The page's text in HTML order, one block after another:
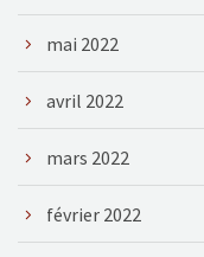
mai 2022
avril 2022
mars 2022
février 2022